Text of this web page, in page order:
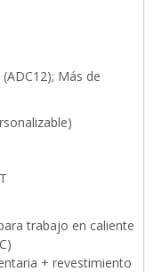
Más de
trabajo en caliente
+ revestimiento